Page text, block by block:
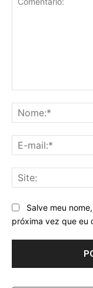
Salve meu
próxima vez que eu